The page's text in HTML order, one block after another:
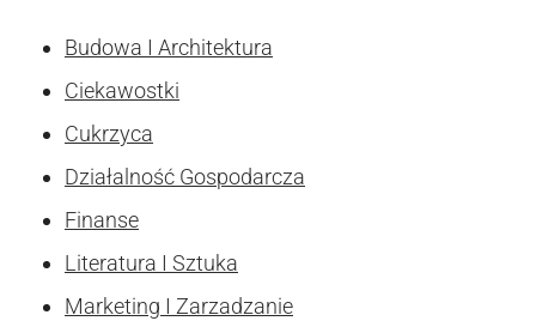
Budowa I Architektura
Ciekawostki
Cukrzyca
Działalność Gospodarcza
Finanse
Literatura I Sztuka
Marketing I Zarzadzanie